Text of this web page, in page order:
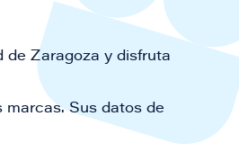
de Zaragoza y disfruta
Sus datos de